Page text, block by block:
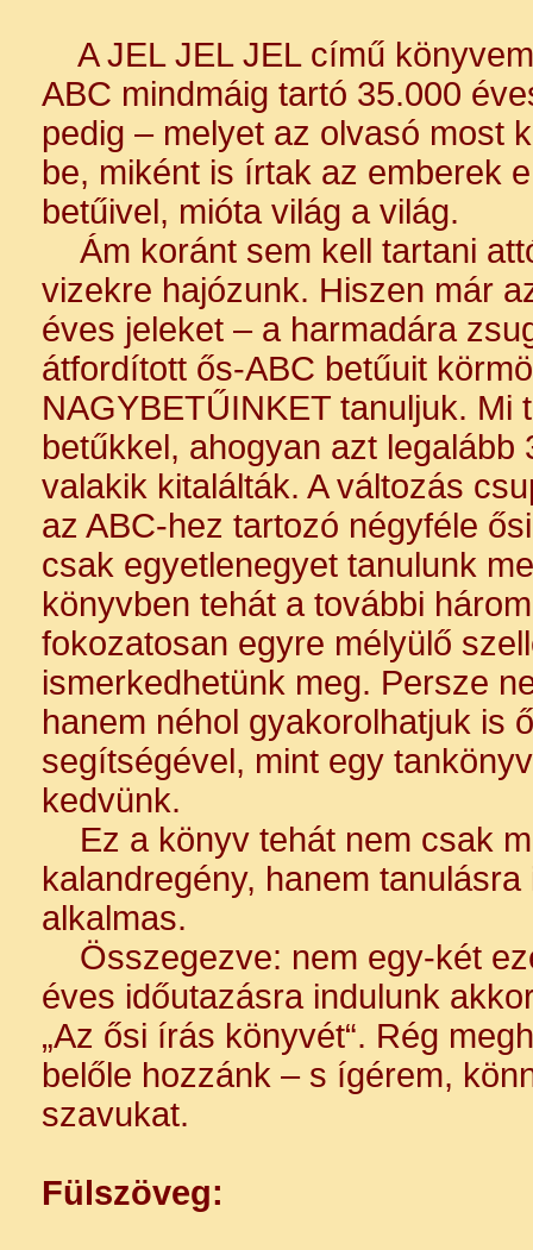
A JEL JEL JEL című
ABC mindmáig tartó 35.000
pedig – melyet az olvasó most
be, miként is írtak az emberek
betűivel, mióta világ a világ.
Ám koránt sem kell tartani
vizekre hajózunk. Hiszen már
éves jeleket – a harmadára
átfordított ős-ABC betűuit
NAGYBETŰINKET tanuljuk.
betűkkel, ahogyan azt legalább
valakik kitalálták. A változás
az ABC-hez tartozó négyféle
csak egyetlenegyet tanulunk
könyvben tehát a további
fokozatosan egyre mélyülő
ismerkedhetünk meg. Persze
hanem néhol gyakorolhatjuk is
segítségével, mint egy
kedvünk.
Ez a könyv tehát nem csak
kalandregény, hanem
alkalmas.
Összegezve: nem egy-két
éves időutazásra indulunk
„Az ősi írás könyvét“. Rég
belőle hozzánk – s ígérem,
szavukat.
Fülszöveg: